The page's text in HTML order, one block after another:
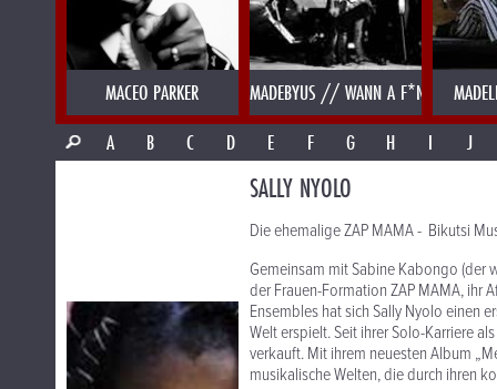
MACEO PARKER MADEBYUS // WANN A F*NK
A
B C D E F G H I J
SALLY NYOLO
Die ehemalige ZAP MAMA - Bikutsi
Gemeinsam mit Sabine Kabongo (der
der Frauen-Formation ZAP MAMA, ihr
Ensembles hat sich Sally Nyolo einen
Welt erspielt. Seit ihrer Solo-Karriere
verkauft. Mit ihrem neuesten Album
musikalische Welten, die durch ihren